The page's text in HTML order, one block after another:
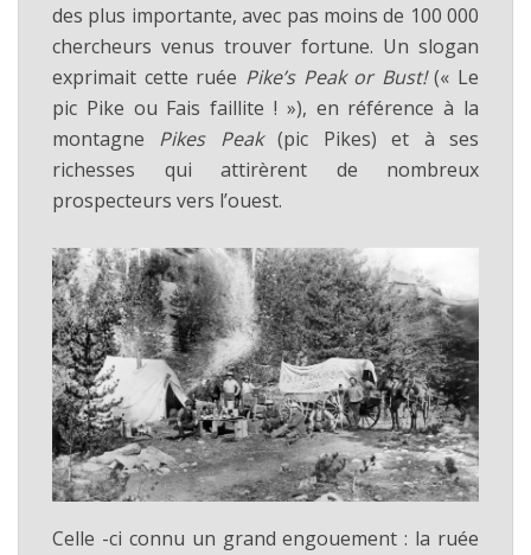
des plus importante, avec pas moins de 100 000
chercheurs venus trouver fortune. Un slogan
exprimait cette ruée Pike’s Peak or Bust!(« Le
pic Pike ou Fais faillite ! »), en référence à la
montagne Pikes Peak(pic Pikes) et à ses
richesses qui attirèrent de nombreux
prospecteurs vers l’ouest.
Celle -ci connu un grand engouement : la ruée